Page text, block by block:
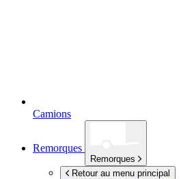
Camions
Remorques
Remorques
Retour au menu principal